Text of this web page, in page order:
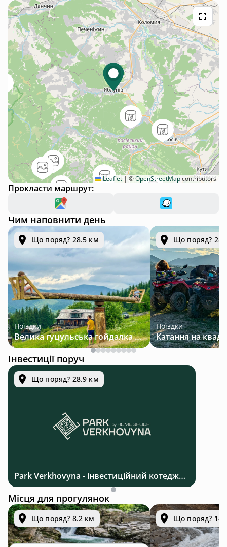
Leaflet | ©OpenStreetMapcontributors
Прокласти маршрут:
Чим наповнити день
Що поряд? 28.5 км
Поїздки
Велика гуцульська гойдалка — джип-тур у Карпатах
Що поряд?
Поїздки
Інвестиції поруч
Що поряд? 28.9 км
Park Verkhovyna - інвестиційний котеджний комплекс біля Верховини в Карпатах
Місця для прогулянок
Що поряд? 8.2 км Що поряд?